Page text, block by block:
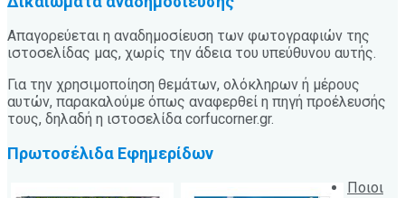
Απαγορεύεται η αναδημοσίευση των φωτογραφιών της
ιστοσελίδας μας, χωρίς την άδεια του υπεύθυνου αυτής.
Για την χρησιμοποίηση θεμάτων, ολόκληρων ή μέρους
αυτών, παρακαλούμε όπως αναφερθεί η πηγή προέλευσής
τους, δηλαδή η ιστοσελίδα corfucorner.gr.
Πρωτοσέλιδα Εφημερίδων
Ποιοι